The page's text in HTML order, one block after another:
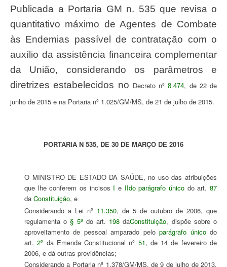
Publicada a Portaria GM n. 535 que revisa o
quantitativo máximo de Agentes de Combate
às Endemias passível de contratação com o
auxílio da assistência financeira complementar
da União, considerando os parâmetros e
diretrizes estabelecidos no Decreto nº8.474, de 22 de
junho de 2015 e na Portaria nº 1.025/GM/MS, de 21 de julho de 2015.
PORTARIA N 535, DE 30 DE MARÇO DE 2016
O MINISTRO DE ESTADO DA SAÚDE, no uso das atribuições
que lhe conferem os incisos I e IIdo parágrafo único do art.87
da Constituição, e
Considerando a Lei nº 11.350, de 5 de outubro de 2006, que
regulamenta o§ 5ºdo art. 198 daConstituição, dispõe sobre o
aproveitamento de pessoal amparado peloparágrafo únicodo
art.2º da Emenda Constitucional nº 51, de 14 de fevereiro de
2006, e dá outras providências;
Considerando a Portaria nº 1.378/GM/MS, de 9 de julho de 2013,